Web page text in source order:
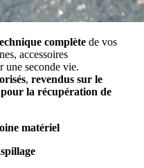
complète de vos
accessoires
seconde vie.
, revendus sur le
pour la récupération de
matériel